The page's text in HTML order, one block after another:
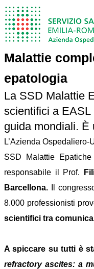
Malattie
epatologia
La SSD Malattie
scientifici a EASL
guida mondiali. È
L’Azienda
SSD Malattie
responsabile il Prof.
Barcellona. Il
8.000 professionisti
scientifici tra
A spiccare su tutti è
refractory ascites: a